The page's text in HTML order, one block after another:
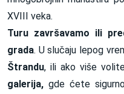
XVIII veka.
Turu završavamo ili
grada. U slučaju lepog
Štrandu, ili ako više
galerija, gde ćete